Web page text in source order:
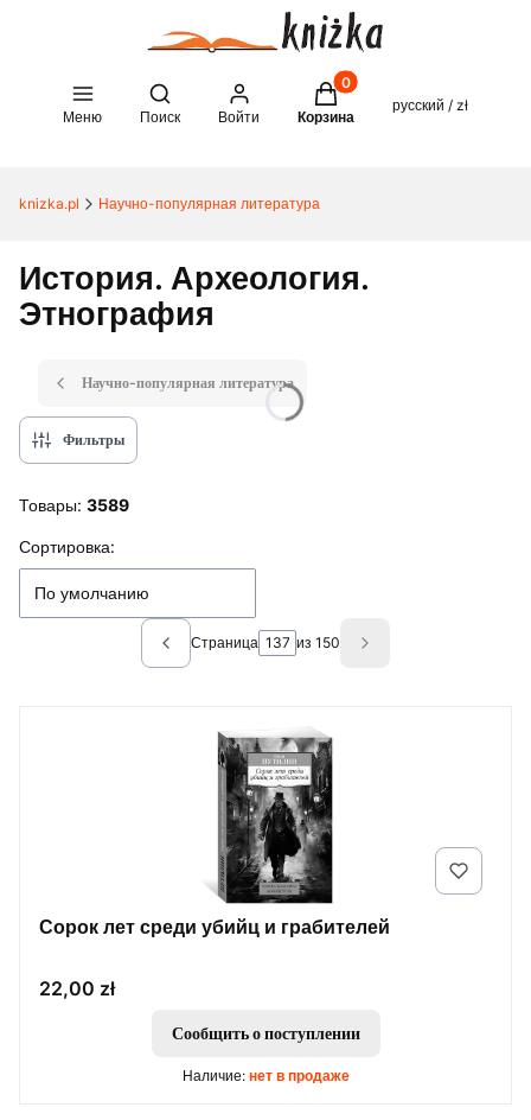
Меню
Open search engine
Поиск Войти
Товары в корзине: 0.
Корзина
русский / zł
knizka.pl Научно-популярная литература
История. Археология.
Этнография
Научно-популярная литература
Фильтры
Товары: 3589
Список товаров
Сортировка:
По умолчанию
Previous products
Страница из 150 Next products
Сорок лет среди убийц и грабителей
Цена
22,00 zł
Сообщить о поступлении
Наличие: нет в продаже